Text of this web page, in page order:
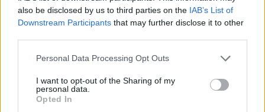
also be disclosed by us to third parties on the IAB’s List of
Downstream Participants that may further disclose it to other
Please note that this website/app uses one or more Google
not limited to your visit or usage behaviour. You may click to
grant or deny consent to Google and its third-party tags to
use your data for below specified purposes in below Google
Personal Data Processing Opt Outs
I want to opt-out of the Sharing of my
personal data.
Opted In
szóló bejegyzésben komolyabb elméleti eredményekről (is)
volt szó. Aztán néhány magasabb típusú játékot is…..
alagi 2012.07.08 18:28:52
3D printerrel nyomtatom, es kozzetennem a fileokat
(amiket magam keszitettem), de a lista nelkul nem sok
ertelme van.